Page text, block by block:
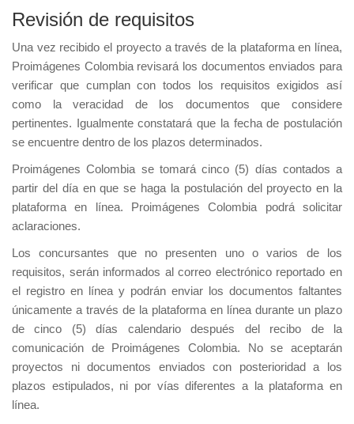
Revisión de requisitos
Una vez recibido el proyecto a través de la plataforma en línea,
Proimágenes Colombia revisará los documentos enviados para
verificar que cumplan con todos los requisitos exigidos así
como la veracidad de los documentos que considere
pertinentes. Igualmente constatará que la fecha de postulación
se encuentre dentro de los plazos determinados.
Proimágenes Colombia se tomará cinco (5) días contados a
partir del día en que se haga la postulación del proyecto en la
plataforma en línea. Proimágenes Colombia podrá solicitar
aclaraciones.
Los concursantes que no presenten uno o varios de los
requisitos, serán informados al correo electrónico reportado en
el registro en línea y podrán enviar los documentos faltantes
únicamente a través de la plataforma en línea durante un plazo
de cinco (5) días calendario después del recibo de la
comunicación de Proimágenes Colombia. No se aceptarán
proyectos ni documentos enviados con posterioridad a los
plazos estipulados, ni por vías diferentes a la plataforma en
línea.